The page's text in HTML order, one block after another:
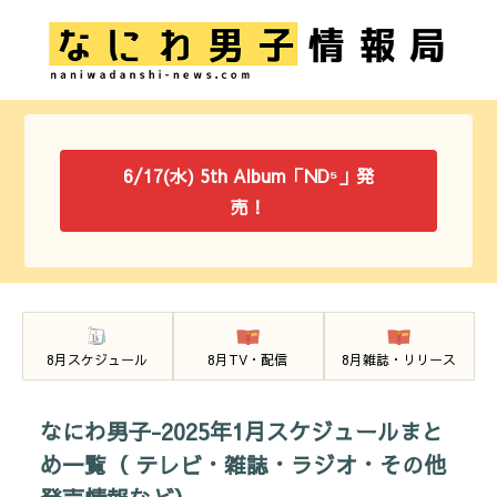
6/17(水) 5th Album「ND⁵」発
売！
8月スケジュール 8月TV・配信 8月雑誌・リリース
なにわ男子-2025年1月スケジュールまと
め一覧（ テレビ・雑誌・ラジオ・その他